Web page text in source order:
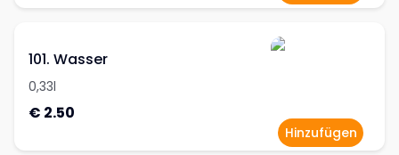
101. Wasser
0,33l
€ 2.50
Hinzufügen